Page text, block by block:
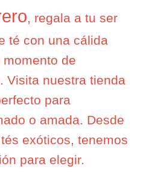
, regala a tu ser
té con una cálida
de
Visita nuestra tienda
para
o amada. Desde
exóticos, tenemos
para elegir.